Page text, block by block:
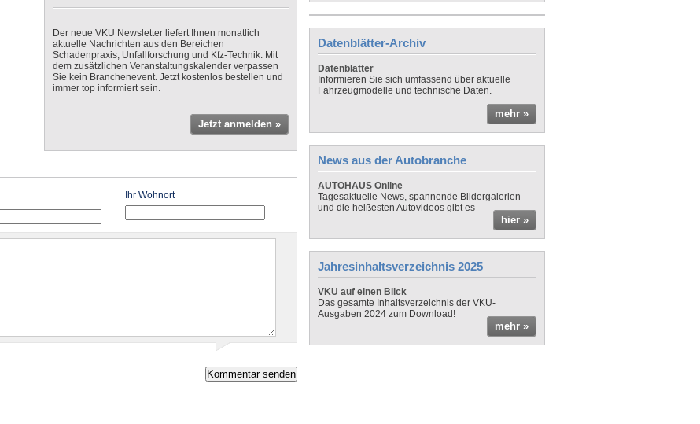
Der neue VKU Newsletter liefert Ihnen monatlich
aktuelle Nachrichten aus den Bereichen
Schadenpraxis, Unfallforschung und Kfz-Technik. Mit
dem zusätzlichen Veranstaltungskalender verpassen
Sie kein Branchenevent. Jetzt kostenlos bestellen und
immer top informiert sein.
Jetzt anmelden »
Ihr Wohnort
Datenblätter-Archiv
Datenblätter
Informieren Sie sich umfassend über aktuelle
Fahrzeugmodelle und technische Daten.
mehr »
News aus der Autobranche
AUTOHAUS Online
Tagesaktuelle News, spannende Bildergalerien
und die heißesten Autovideos gibt es
hier »
Jahresinhaltsverzeichnis 2025
VKU auf einen Blick
Das gesamte Inhaltsverzeichnis der VKU-
Ausgaben 2024 zum Download!
mehr »